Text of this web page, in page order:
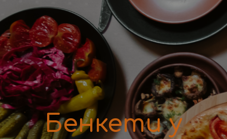
Бенкети у